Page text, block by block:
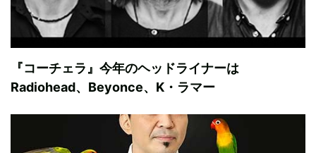
『コーチェラ』今年のヘッドライナーは
Radiohead、Beyonce、K・ラマー